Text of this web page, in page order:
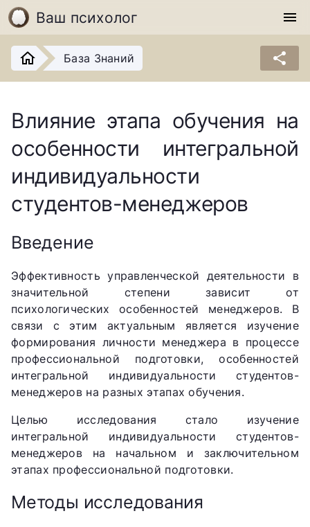
Ваш психолог menu
База Знаний share
Влияние этапа обучения на
особенности интегральной
индивидуальности
студентов-менеджеров
Введение
Эффективность управленческой деятельности в
значительной степени зависит от
психологических особенностей менеджеров. В
связи с этим актуальным является изучение
формирования личности менеджера в процессе
профессиональной подготовки, особенностей
интегральной индивидуальности студентов-
менеджеров на разных этапах обучения.
Целью исследования стало изучение
интегральной индивидуальности студентов-
менеджеров на начальном и заключительном
этапах профессиональной подготовки.
Методы исследования